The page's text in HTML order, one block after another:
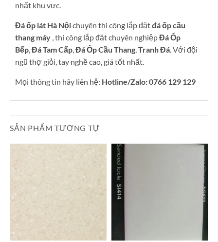
nhất khu vực.
Đá ốp lát Hà Nộichuyên thi công lắp đặtđá ốp cầu
thang máy , thi công lắp đặt chuyên nghiệpĐá Ốp
Bếp,Đá Tam Cấp,Đá Ốp Cầu Thang,Tranh Đá. Với đội
ngũ thợ giỏi, tay nghề cao, giá tốt nhất.
Mọi thông tin hãy liên hệ: Hotline/Zalo: 0766 129 129
SẢN PHẨM TƯƠNG TỰ